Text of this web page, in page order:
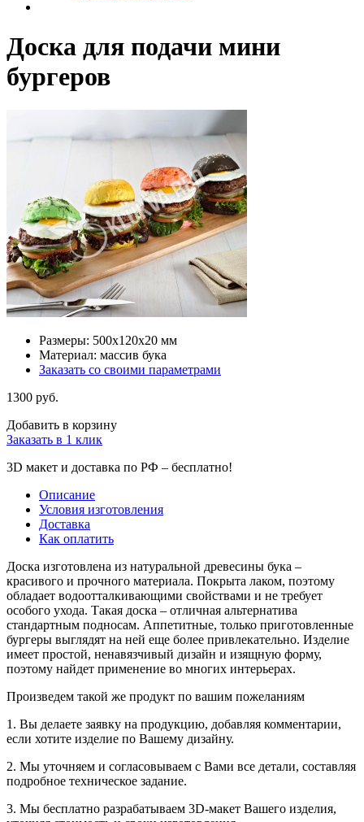
Доска для подачи мини
бургеров
Размеры: 500х120х20 мм
Материал: массив бука
Заказать со своими параметрами
1300 руб.
Добавить в корзину
Заказать в 1 клик
3D макет и доставка по РФ – бесплатно!
Описание
Условия изготовления
Доставка
Как оплатить
Доска изготовлена из натуральной древесины бука –
красивого и прочного материала. Покрыта лаком, поэтому
обладает водоотталкивающими свойствами и не требует
особого ухода. Такая доска – отличная альтернатива
стандартным подносам. Аппетитные, только приготовленные
бургеры выглядят на ней еще более привлекательно. Изделие
имеет простой, ненавязчивый дизайн и изящную форму,
поэтому найдет применение во многих интерьерах.
Произведем такой же продукт по вашим пожеланиям
1. Вы делаете заявку на продукцию, добавляя комментарии,
если хотите изделие по Вашему дизайну.
2. Мы уточняем и согласовываем с Вами все детали, составляя
подробное техническое задание.
3. Мы бесплатно разрабатываем 3D-макет Вашего изделия,